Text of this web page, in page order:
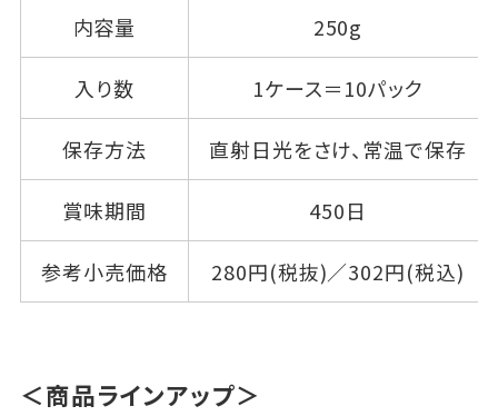
内容量 250g
入り数 1ケース＝10パック
保存方法 直射日光をさけ、常温で保存
賞味期間 450日
参考小売価格 280円(税抜)／302円(税込)
＜商品ラインアップ＞